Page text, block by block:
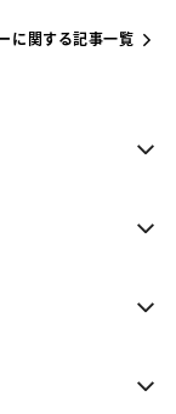
に関する記事一覧